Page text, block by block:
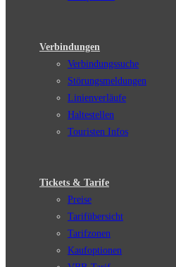
Verbindungen
Verbindungssuche
Störungsmeldungen
Linienverläufe
Haltestellen
Touristen Infos
Tickets & Tarife
Preise
Tarifübersicht
Tarifzonen
Kaufoptionen